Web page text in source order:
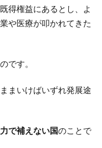
得権益にあるとし、よ
や医療が叩かれてきた
です。
まいけばいずれ発展途
で補えない国のことで